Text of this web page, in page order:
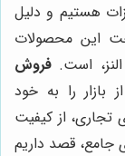
هستیم و دلیل
این محصولات
است. فروش
بازار را به خود
تجاری، از کیفیت
جامع، قصد داریم